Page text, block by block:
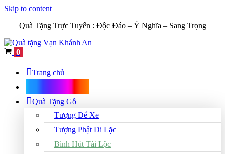
Skip to content
Quà Tặng Trực Tuyến : Độc Đáo – Ý Nghĩa – Sang Trọng
Cart
0
Trang chủ
Quà Tặng Gỗ
Tượng Để Xe
Tượng Phật Di Lặc
Bình Hút Tài Lộc